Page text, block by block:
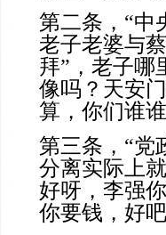
第二条，“中
老子老婆与
拜”，老子哪
像吗？天安
算，你们谁
第三条，“党
分离实际上
好呀，李强
你要钱，好